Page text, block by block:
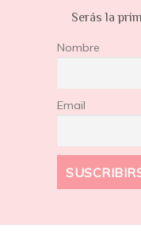
Serás la
Nombre
Email